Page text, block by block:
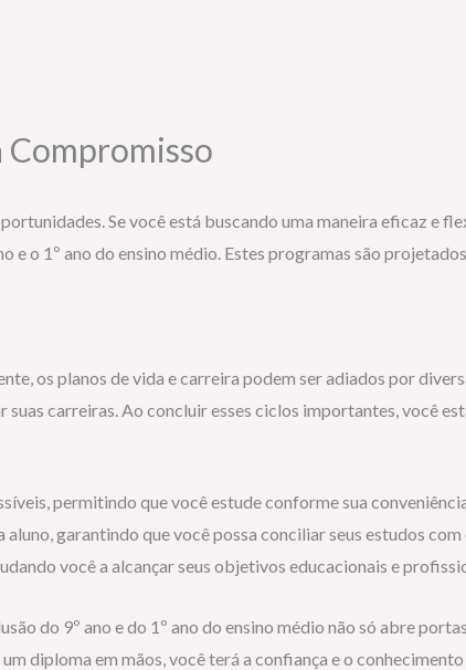
Compromisso
Se você está buscando uma maneira eficaz e
o 1º ano do ensino médio. Estes programas são
os planos de vida e carreira podem ser adiados por
carreiras. Ao concluir esses ciclos importantes, você
permitindo que você estude conforme sua
garantindo que você possa conciliar seus estudos
você a alcançar seus objetivos educacionais e
do 9º ano e do 1º ano do ensino médio não só abre
diploma em mãos, você terá a confiança e o